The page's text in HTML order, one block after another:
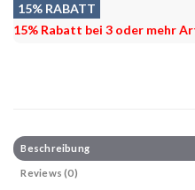
15% RABATT
15% Rabatt bei 3 oder mehr
Beschreibung
Reviews (0)